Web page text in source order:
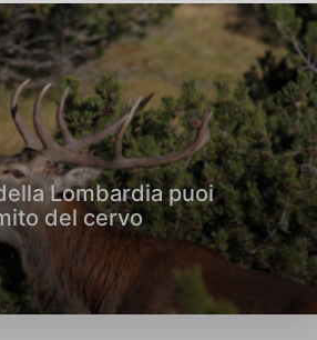
Lombardia puoi
del cervo